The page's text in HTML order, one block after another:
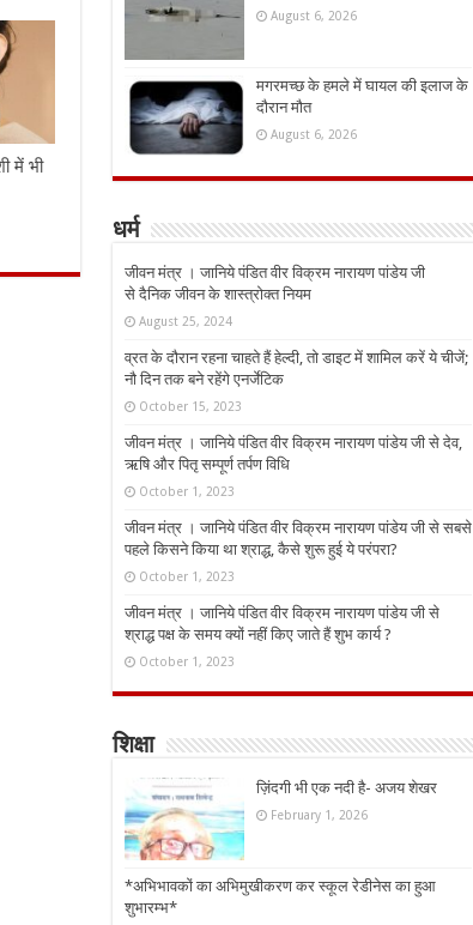
में भी
August 6, 2026
मगरमच्छ के हमले में घायल की इलाज के
दौरान मौत
August 6, 2026
धर्म
जीवन मंत्र । जानिये पंडित वीर विक्रम नारायण पांडेय जी
से दैनिक जीवन के शास्त्रोक्त नियम
August 25, 2024
व्रत के दौरान रहना चाहते हैं हेल्दी, तो डाइट में शामिल करें ये चीजें;
नौ दिन तक बने रहेंगे एनर्जेटिक
October 15, 2023
जीवन मंत्र । जानिये पंडित वीर विक्रम नारायण पांडेय जी से देव,
ऋषि और पितृ सम्पूर्ण तर्पण विधि
October 1, 2023
जीवन मंत्र । जानिये पंडित वीर विक्रम नारायण पांडेय जी से सबसे
पहले किसने किया था श्राद्ध, कैसे शुरू हुई ये परंपरा?
October 1, 2023
जीवन मंत्र । जानिये पंडित वीर विक्रम नारायण पांडेय जी से
श्राद्ध पक्ष के समय क्यों नहीं किए जाते हैं शुभ कार्य ?
October 1, 2023
शिक्षा
ज़िंदगी भी एक नदी है- अजय शेखर
February 1, 2026
*अभिभावकों का अभिमुखीकरण कर स्कूल रेडीनेस का हुआ
शुभारम्भ*